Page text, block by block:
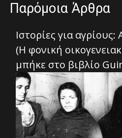
Παρόμοια Άρθρα
Ιστορίες για
(Η φονική
μπήκε στο βιβλίο